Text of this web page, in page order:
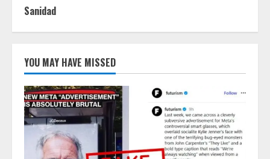
Sanidad
YOU MAY HAVE MISSED